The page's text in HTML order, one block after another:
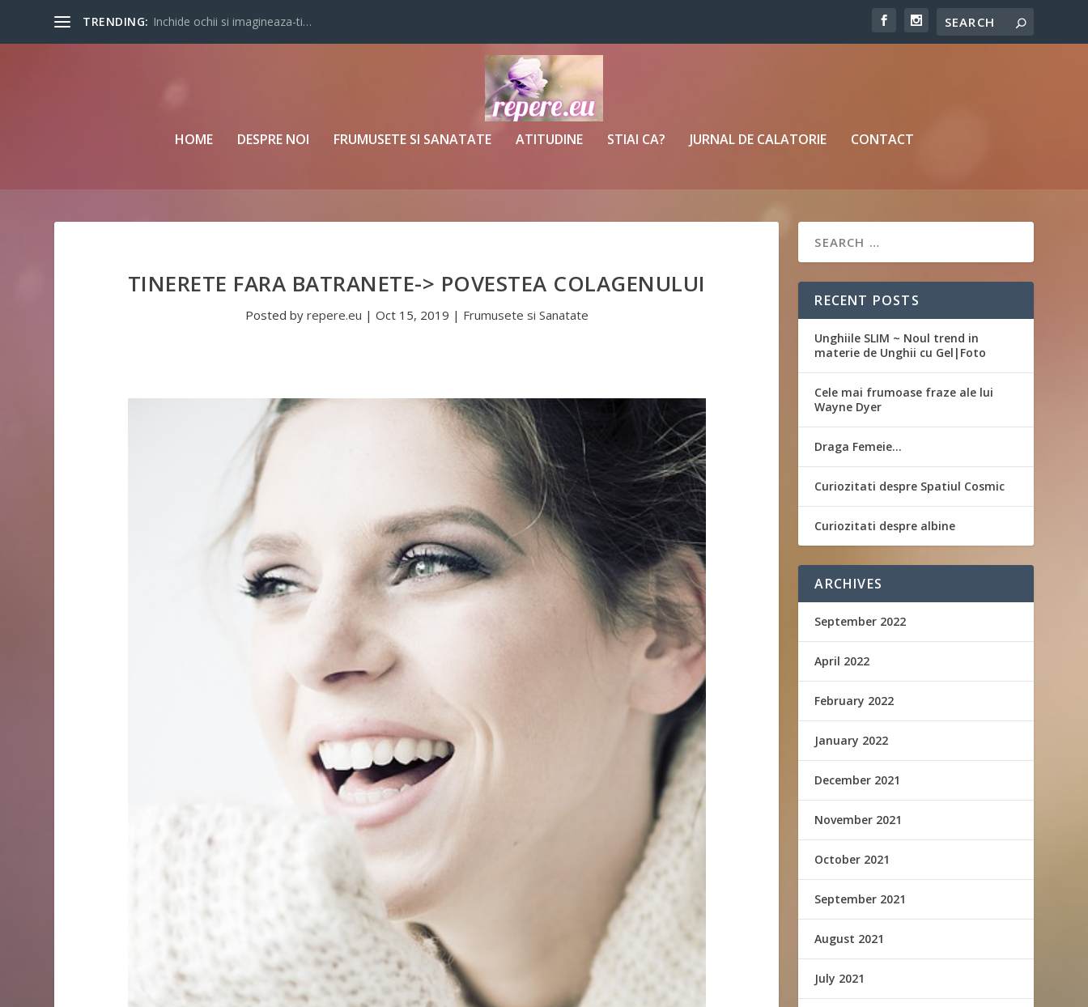
TRENDING: Inchide ochii si imagineaza-ti…
HOME DESPRE NOI FRUMUSETE SI SANATATE ATITUDINE STIAI CA? JURNAL DE CALATORIE CONTACT
TINERETE FARA BATRANETE-> POVESTEA COLAGENULUI
Posted by repere.eu | Oct 15, 2019 | Frumusete si Sanatate
RECENT POSTS
Unghiile SLIM ~ Noul trend in
materie de Unghii cu Gel|Foto
Cele mai frumoase fraze ale lui
Wayne Dyer
Draga Femeie…
Curiozitati despre Spatiul Cosmic
Curiozitati despre albine
ARCHIVES
September 2022
April 2022
February 2022
January 2022
December 2021
November 2021
October 2021
September 2021
August 2021
July 2021